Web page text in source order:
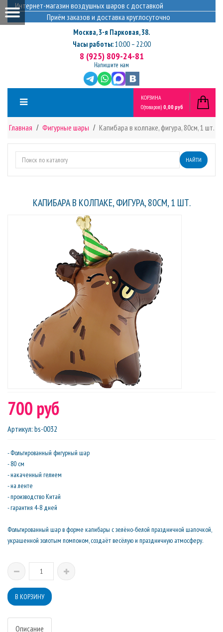
Интернет-магазин воздушных шаров с доставкой
Приём заказов и доставка круглосуточно
Москва,3-я Парковая, 38.
Часы работы:10:00 – 22:00
8 (925) 809-24-81
Напишите нам
КОРЗИНА
0(товаров) 0,00 руб
Главная Фигурные шары Капибара в колпаке, фигура, 80см, 1 шт.
НАЙТИ
КАПИБАРА В КОЛПАКЕ, ФИГУРА, 80СМ, 1 ШТ.
700 руб
Артикул: bs-0032
- Фольгированный фигурный шар
- 80 см
- накаченный гелием
- на ленте
- производство Китай
- гарантия 4-8 дней
Фольгированный шар в форме капибары с зелёно-белой праздничной шапочкой,
украшенной золотым помпоном, создаёт весёлую и праздничную атмосферу.
Описание